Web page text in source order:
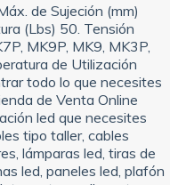
de Sujeción (mm)
(Lbs) 50. Tensión
MK9P, MK9, MK3P,
de Utilización
todo lo que necesites
de Venta Online
led que necesites
tipo taller, cables
lámparas led, tiras de
led, paneles led, plafón